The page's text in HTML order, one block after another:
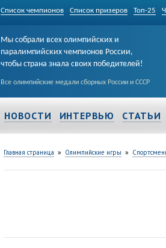
Список чемпионов Список призеров Топ-25
Мы собрали всех олимпийских и
паралимпийских чемпионов России,
чтобы страна знала своих победителей!
Все олимпийские медали сборных России и СССР
НОВОСТИ ИНТЕРВЬЮ СТАТЬИ
Главная страница » Олимпийские игры »